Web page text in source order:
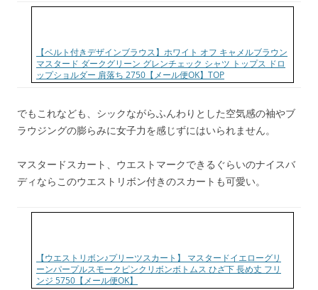
【ベルト付きデザインブラウス】ホワイト オフ キャメルブラウン
マスタード ダークグリーン グレンチェック シャツ トップス ドロ
ップショルダー 肩落ち 2750【メール便OK】TOP
でもこれなども、シックながらふんわりとした空気感の袖やブ
ラウジングの膨らみに女子力を感じずにはいられません。
マスタードスカート、ウエストマークできるぐらいのナイスバ
ディならこのウエストリボン付きのスカートも可愛い。
【ウエストリボン♪プリーツスカート】 マスタードイエローグリ
ーンパープルスモークピンクリボンボトムス ひざ下 長め丈 フリ
ンジ 5750【メール便OK】